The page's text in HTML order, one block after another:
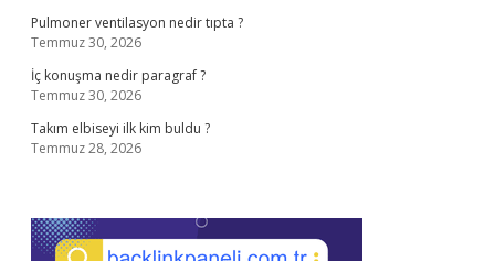
Pulmoner ventilasyon nedir tıpta ?
Temmuz 30, 2026
İç konuşma nedir paragraf ?
Temmuz 30, 2026
Takım elbiseyi ilk kim buldu ?
Temmuz 28, 2026